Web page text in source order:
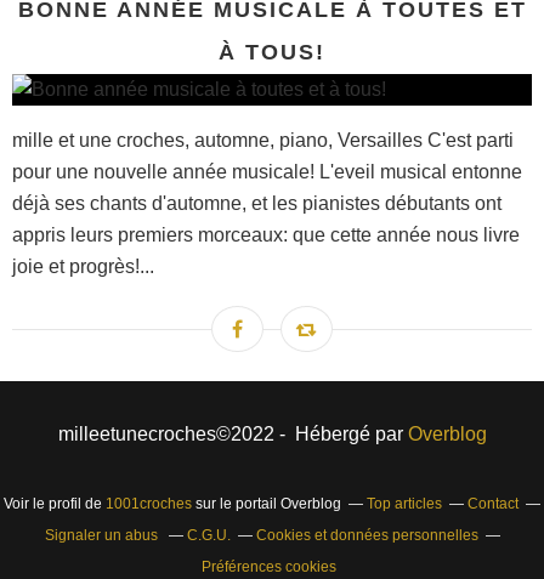
BONNE ANNÉE MUSICALE À TOUTES ET
À TOUS!
mille et une croches, automne, piano, Versailles C'est parti
pour une nouvelle année musicale! L'eveil musical entonne
déjà ses chants d'automne, et les pianistes débutants ont
appris leurs premiers morceaux: que cette année nous livre
joie et progrès!...
milleetunecroches©2022 - Hébergé par Overblog
Voir le profil de 1001croches sur le portail Overblog Top articles
Contact
Signaler un abus
C.G.U.
Cookies et données personnelles
Préférences cookies